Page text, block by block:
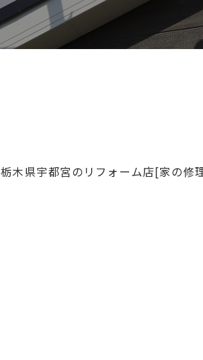
栃木県宇都宮のリフォーム店[家の修